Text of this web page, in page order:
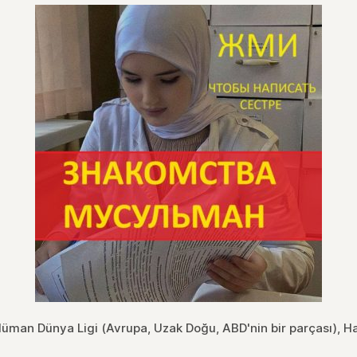
Dünya Ligi (Avrupa, Uzak Doğu, ABD'nin bir parçası),